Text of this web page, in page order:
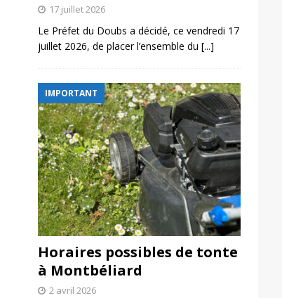
17 juillet 2026
Le Préfet du Doubs a décidé, ce vendredi 17
juillet 2026, de placer l’ensemble du [...]
IMPORTANT
Horaires possibles de tonte
à Montbéliard
2 avril 2026